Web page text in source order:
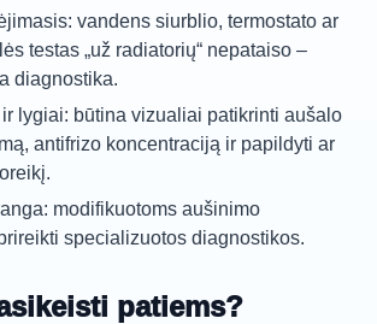
vandens siurblio, termostato ar
testas „už radiatorių“ nepataiso –
diagnostika.
lygiai: būtina vizualiai patikrinti aušalo
antifrizo koncentraciją ir papildyti ar
modifikuotoms aušinimo
specializuotos diagnostikos.
patiems?